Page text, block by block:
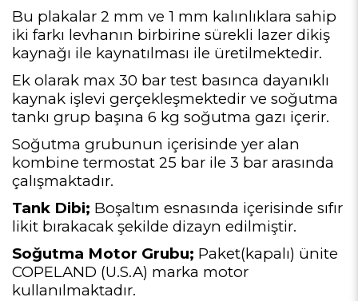
Bu plakalar 2 mm ve 1 mm kalınlıklara sahip
iki farkı levhanın birbirine sürekli lazer dikiş
kaynağı ile kaynatılması ile üretilmektedir.
Ek olarak max 30 bar test basınca dayanıklı
kaynak işlevi gerçekleşmektedir ve soğutma
tankı grup başına 6 kg soğutma gazı içerir.
Soğutma grubunun içerisinde yer alan
kombine termostat 25 bar ile 3 bar arasında
çalışmaktadır.
Tank Dibi; Boşaltım esnasında içerisinde sıfır
likit bırakacak şekilde dizayn edilmiştir.
Soğutma Motor Grubu; Paket(kapalı) ünite
COPELAND (U.S.A) marka motor
kullanılmaktadır.